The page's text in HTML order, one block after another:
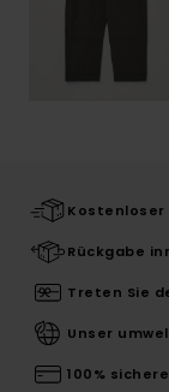
Kostenloser
Rückgabe
Treten Sie
Unser
100%